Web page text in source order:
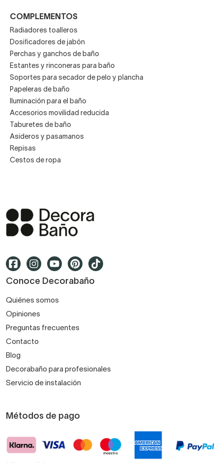
de manera precisa. Además las lámparas LED nos ayudan
a ahorrar energía.
Los armarios con luz integrada son una solución perfecta
para los baños pequeños. Si además optamos por un
espejo camerino además tendremos una solución de
almacenamiento extra.
En el mercado encontrarás espejos con luz integrada,
modernas
Apliques LED
COMPLEMENTOS
Radiadores toalleros
Dosificadores de jabón
Perchas y ganchos de baño
Estantes y rinconeras para baño
Soportes para secador de pelo y plancha
Papeleras de baño
Iluminación para el baño
Accesorios movilidad reducida
Taburetes de baño
Asideros y pasamanos
Repisas
Cestos de ropa
Conoce Decorabaño
Quiénes somos
Opiniones
Preguntas frecuentes
Contacto
Blog
Decorabaño para profesionales
Servicio de instalación
Métodos de pago